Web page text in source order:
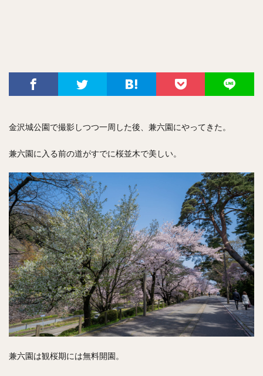
金沢城公園で撮影しつつ一周した後、兼六園にやってきた。
兼六園に入る前の道がすでに桜並木で美しい。
兼六園は観桜期には無料開園。